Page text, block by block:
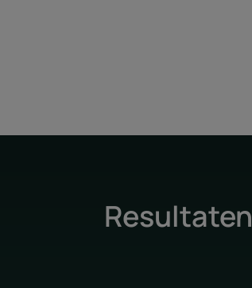
Resultaten